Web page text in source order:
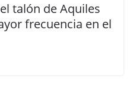
talón de Aquiles
frecuencia en el